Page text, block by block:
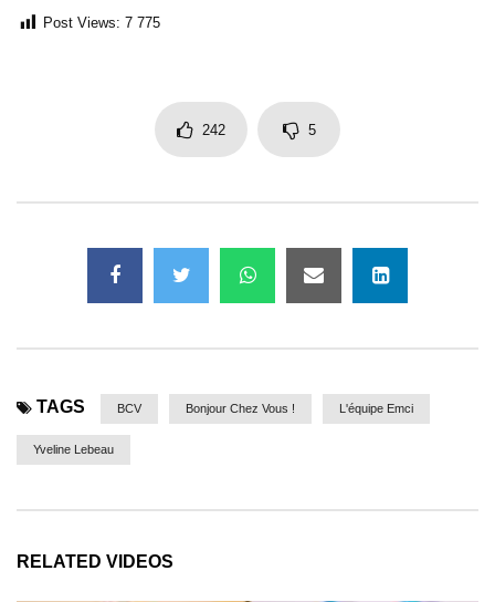
Post Views: 7 775
242 5
TAGS BCV Bonjour Chez Vous ! L'équipe Emci
Yveline Lebeau
RELATED VIDEOS